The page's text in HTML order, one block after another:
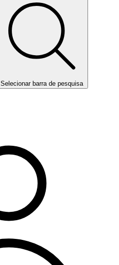
Selecionar barra de pesquisa